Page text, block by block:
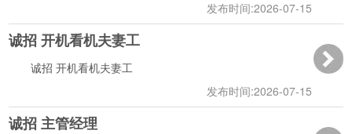
发布时间:2026-07-15
诚招 开机看机夫妻工
发布时间:2026-07-15
诚招 开机看机夫妻工
诚招 主管经理